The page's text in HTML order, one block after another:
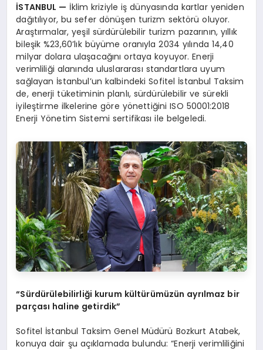
İSTANBUL — İklim kriziyle iş dünyasında kartlar yeniden
dağıtılıyor, bu sefer dönüşen turizm sektörü oluyor.
Araştırmalar, yeşil sürdürülebilir turizm pazarının, yıllık
bileşik %23,60’lık büyüme oranıyla 2034 yılında 14,40
milyar dolara ulaşacağını ortaya koyuyor. Enerji
verimliliği alanında uluslararası standartlara uyum
sağlayan İstanbul’un kalbindeki Sofitel İstanbul Taksim
de, enerji tüketiminin planlı, sürdürülebilir ve sürekli
iyileştirme ilkelerine göre yönettiğini ISO 50001:2018
Enerji Yönetim Sistemi sertifikası ile belgeledi.
“Sürdürülebilirliği kurum kültürümüzün ayrılmaz bir
parçası haline getirdik”
Sofitel İstanbul Taksim Genel Müdürü Bozkurt Atabek,
konuya dair şu açıklamada bulundu: “Enerji verimliliğini